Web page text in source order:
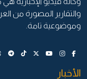
والتقارير المصورة من
وموضوعية تامة.
الأخبار